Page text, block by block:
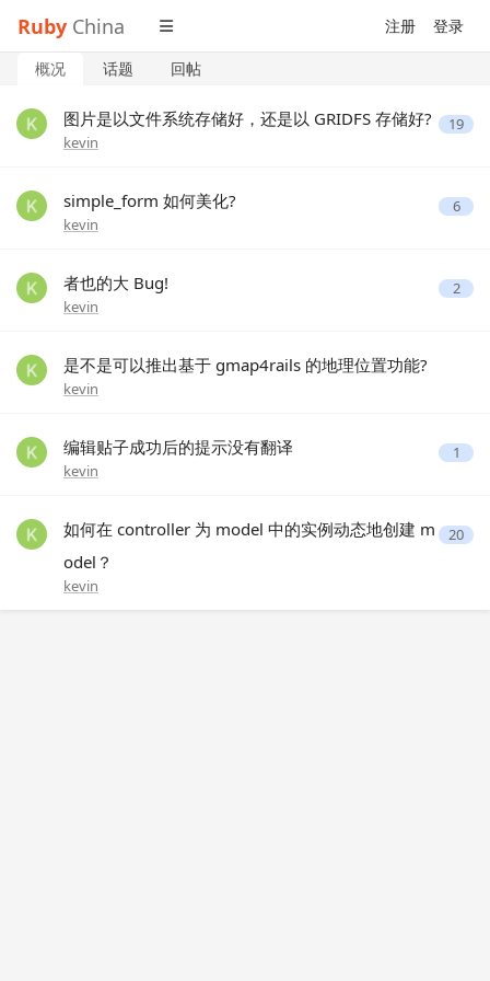
Ruby China 注册 登录
概况 话题 回帖
图片是以文件系统存储好，还是以 GRIDFS 存储好?
kevin
19
simple_form 如何美化?
kevin
6
者也的大 Bug!
kevin
2
是不是可以推出基于 gmap4rails 的地理位置功能?
kevin
编辑贴子成功后的提示没有翻译
kevin
1
如何在 controller 为 model 中的实例动态地创建 m
odel？
kevin
20